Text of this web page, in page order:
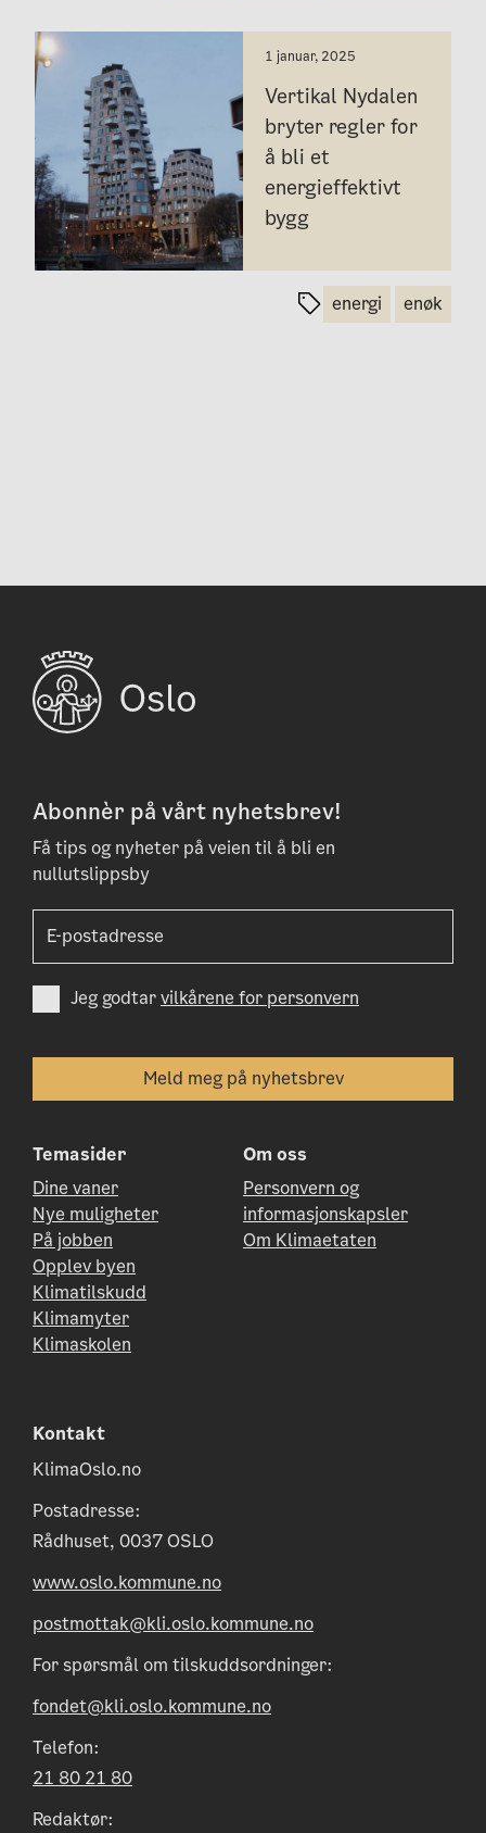
1 januar, 2025
Vertikal Nydalen
bryter regler for
å bli et
energieffektivt
bygg
energi enøk
Abonnèr på vårt nyhetsbrev!
Få tips og nyheter på veien til å bli en
nullutslippsby
Jeg godtarvilkårene for personvern
Temasider
Dine vaner
Nye muligheter
På jobben
Opplev byen
Klimatilskudd
Klimamyter
Klimaskolen
Om oss
Personvern og
informasjonskapsler
Om Klimaetaten
Kontakt
KlimaOslo.no
Postadresse:
Rådhuset, 0037 OSLO
www.oslo.kommune.no
postmottak@kli.oslo.kommune.no
For spørsmål om tilskuddsordninger:
fondet@kli.oslo.kommune.no
Telefon:
21 80 21 80
Redaktør: